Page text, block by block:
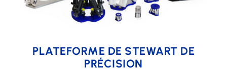
PLATEFORME DE STEWART DE
PRÉCISION